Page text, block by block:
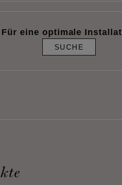
Für eine optimale
SUCHE